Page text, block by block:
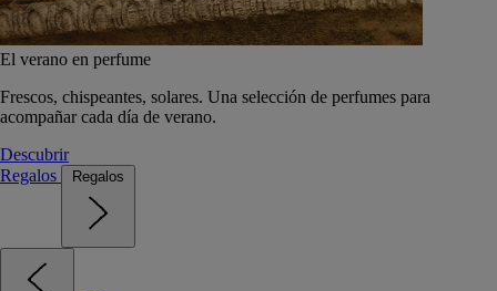
El verano en perfume
Frescos, chispeantes, solares. Una selección de perfumes para
acompañar cada día de verano.
Descubrir
Regalos
Regalos